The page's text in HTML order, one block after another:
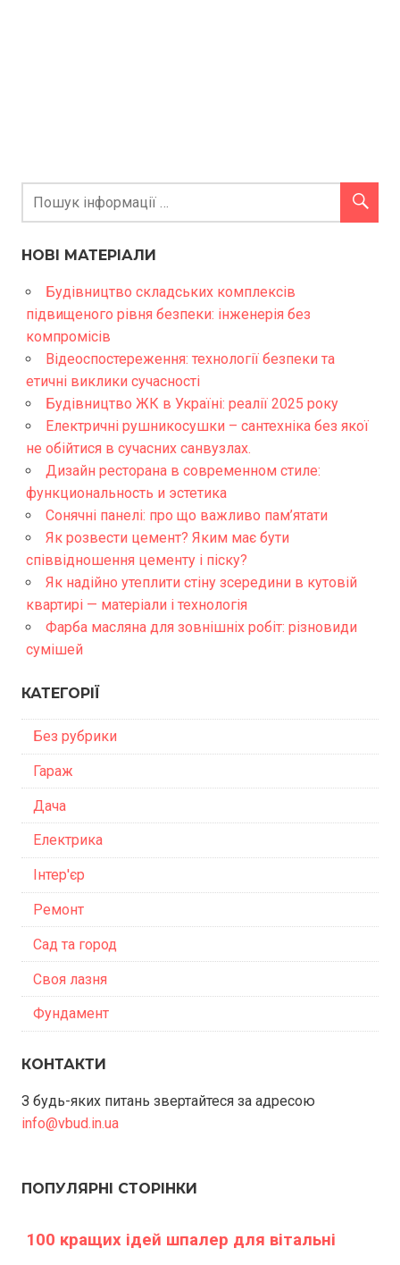
НОВІ МАТЕРІАЛИ
Будівництво складських комплексів
підвищеного рівня безпеки: інженерія без
компромісів
Відеоспостереження: технології безпеки та
етичні виклики сучасності
Будівництво ЖК в Україні: реалії 2025 року
Електричні рушникосушки – сантехніка без якої
не обійтися в сучасних санвузлах.
Дизайн ресторана в современном стиле:
функциональность и эстетика
Сонячні панелі: про що важливо пам’ятати
Як розвести цемент? Яким має бути
співвідношення цементу і піску?
Як надійно утеплити стіну зсередини в кутовій
квартирі — матеріали і технологія
Фарба масляна для зовнішніх робіт: різновиди
сумішей
КАТЕГОРІЇ
Без рубрики
Гараж
Дача
Електрика
Інтер'єр
Ремонт
Сад та город
Своя лазня
Фундамент
КОНТАКТИ
З будь-яких питань звертайтеся за адресою
info@vbud.in.ua
ПОПУЛЯРНІ СТОРІНКИ
100 кращих ідей шпалер для вітальні